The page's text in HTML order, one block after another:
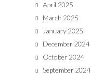
April 2025
March 2025
January 2025
December 2024
October 2024
September 2024